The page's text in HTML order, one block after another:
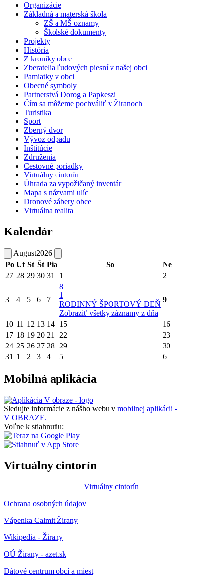
Organizácie
Základná a materská škola
ZŠ a MŠ oznamy
Školské dokumenty
Projekty
História
Z kroniky obce
Zberatelia ľudových piesní v našej obci
Pamiatky v obci
Obecné symboly
Partnerstvá Dorog a Papkeszi
Čím sa môžeme pochváliť v Žiranoch
Turistika
Sport
Zberný dvor
Vývoz odpadu
Inštitúcie
Združenia
Cestovné poriadky
Virtuálny cintorín
Úhrada za vypožičaný inventár
Mapa s názvami ulíc
Dronové zábery obce
Virtuálna realita
Kalendár
August2026
Po Ut St Št Pia So
Ne
27 28 29 30 31 1 2
3 4 5 6 7
8
1
RODINNÝ ŠPORTOVÝ DEŇ
Zobraziť všetky záznamy z dňa
9
10 11 12 13 14 15
16
17 18 19 20 21 22
23
24 25 26 27 28 29
30
31 1 2 3 4 5 6
Mobilná aplikácia
Sledujte informácie z nášho webu v mobilnej aplikácii -
V OBRAZE.
Voľne k stiahnutiu:
Virtuálny cintorín
Virtuálny cintorín
Ochrana osobných údajov
Vápenka Calmit Žirany
Wikipedia - Žirany
OÚ Žirany - azet.sk
Dátové centrum obcí a miest